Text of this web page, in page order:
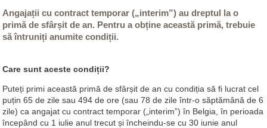
Angajații cu contract temporar („interim”) au dreptul la o
primă de sfârșit de an. Pentru a obține această primă, trebuie
să întruniți anumite condiții.
Care sunt aceste condiții?
Puteți primi această primă de sfârșit de an cu condiția să fi lucrat cel
puțin 65 de zile sau 494 de ore (sau 78 de zile într-o săptămână de 6
zile) ca angajat cu contract temporar („interim”) în Belgia, în perioada
începând cu 1 iulie anul trecut și încheindu-se cu 30 iunie anul